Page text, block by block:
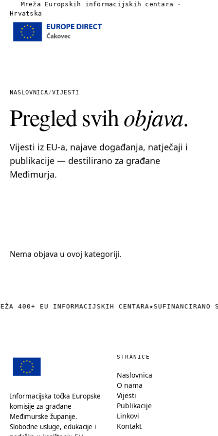
Mreža Europskih informacijskih centara ·
Hrvatska
Vijesti
Linkovi
NASLOVNICA/VIJESTI
Pregled svihobjava.
Vijesti iz EU-a, najave događanja, natječaji i
publikacije — destilirano za građane
Međimurja.
Nema objava u ovoj kategoriji.
400+ EU INFORMACIJSKIH CENTARA★SUFINANCIRANO
Informacijska točka Europske
komisije za građane
Međimurske županije.
Slobodne usluge, edukacije i
STRANICE
Naslovnica
O nama
Vijesti
Publikacije
Linkovi
Kontakt